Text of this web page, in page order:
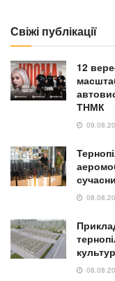
Свіжі публікації
12
ТНМК